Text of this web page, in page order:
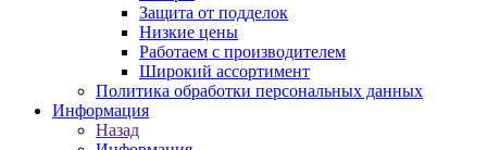
Защита от подделок
Низкие цены
Работаем с производителем
Широкий ассортимент
Политика обработки персональных данных
Информация
Назад